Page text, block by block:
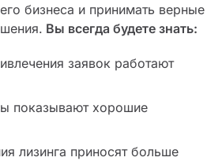
бизнеса и принимать верные
Вы всегда будете знать:
заявок работают
показывают хорошие
лизинга приносят больше